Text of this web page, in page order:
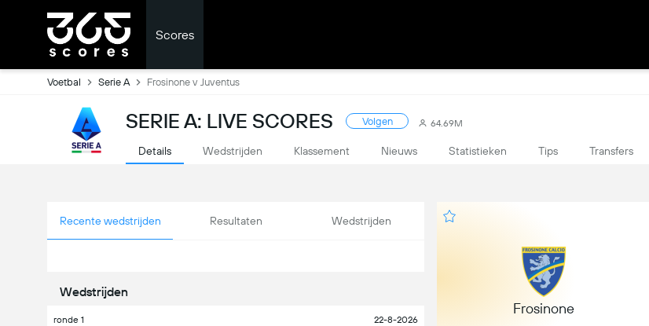
Scores
Voetbal Serie A Frosinone v Juventus
SERIE A: LIVE SCORES Volgen 64.69M
Details Wedstrijden Klassement Nieuws Statistieken Tips Transfers
Recente wedstrijden Resultaten Wedstrijden
Wedstrijden
ronde 1 22-8-2026
Frosinone